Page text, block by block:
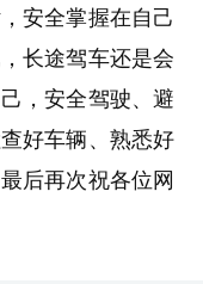
安全掌握在自己
长途驾车还是会
，安全驾驶、避
好车辆、熟悉好
后再次祝各位网